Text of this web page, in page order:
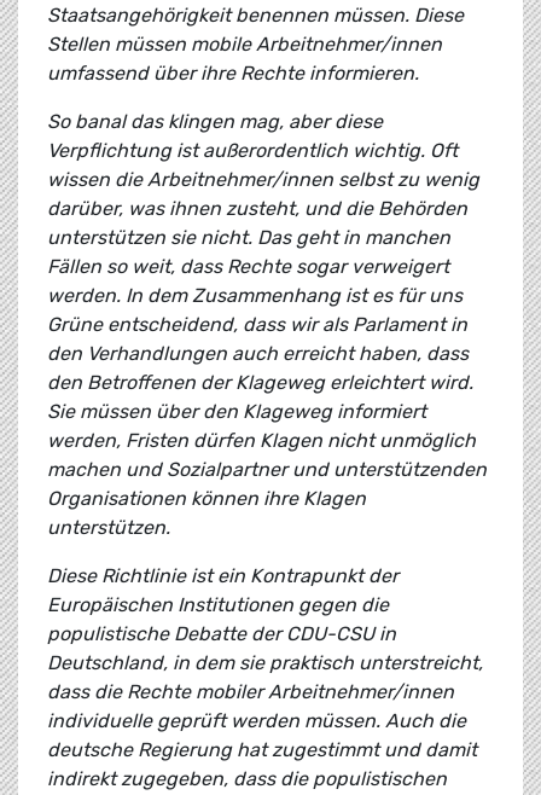
Staatsangehörigkeit benennen müssen. Diese
Stellen müssen mobile Arbeitnehmer/innen
umfassend über ihre Rechte informieren.
So banal das klingen mag, aber diese
Verpflichtung ist außerordentlich wichtig. Oft
wissen die Arbeitnehmer/innen selbst zu wenig
darüber, was ihnen zusteht, und die Behörden
unterstützen sie nicht. Das geht in manchen
Fällen so weit, dass Rechte sogar verweigert
werden. In dem Zusammenhang ist es für uns
Grüne entscheidend, dass wir als Parlament in
den Verhandlungen auch erreicht haben, dass
den Betroffenen der Klageweg erleichtert wird.
Sie müssen über den Klageweg informiert
werden, Fristen dürfen Klagen nicht unmöglich
machen und Sozialpartner und unterstützenden
Organisationen können ihre Klagen
unterstützen.
Diese Richtlinie ist ein Kontrapunkt der
Europäischen Institutionen gegen die
populistische Debatte der CDU-CSU in
Deutschland, in dem sie praktisch unterstreicht,
dass die Rechte mobiler Arbeitnehmer/innen
individuelle geprüft werden müssen. Auch die
deutsche Regierung hat zugestimmt und damit
indirekt zugegeben, dass die populistischen